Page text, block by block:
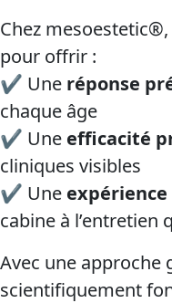
Chez
pour offrir :
✔ Une réponse
chaque âge
✔ Une efficacité
cliniques visibles
✔ Une
cabine à l’entretien
Avec une approche
scientifiquement